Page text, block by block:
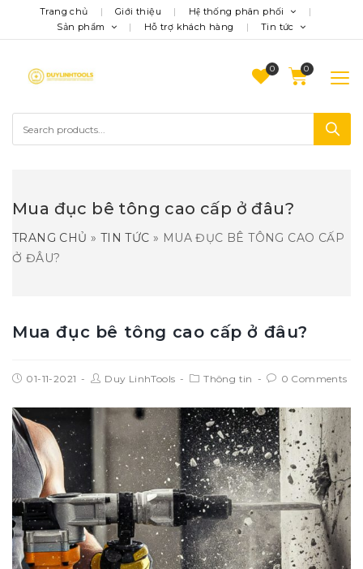
Trang chủ Giới thiệu
Hệ thống phân phối
Sản phẩm
Hỗ trợ khách hàng Tin tức
0
Mua đục bê tông cao cấp ở đâu?
TRANG CHỦ » TIN TỨC » MUA ĐỤC BÊ TÔNG CAO CẤP
Ở ĐÂU?
Mua đục bê tông cao cấp ở đâu?
01-11-2021 Duy LinhTools Thông tin 0 Comments